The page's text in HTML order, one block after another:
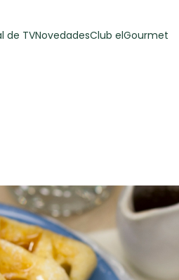
DE FLAN CASERO
50 min
de TVNovedadesClub elGourmet